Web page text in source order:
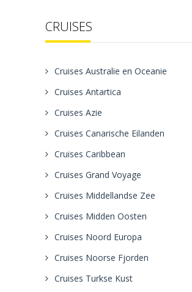
CRUISES
Cruises Australie en Oceanie
Cruises Antartica
Cruises Azie
Cruises Canarische Eilanden
Cruises Caribbean
Cruises Grand Voyage
Cruises Middellandse Zee
Cruises Midden Oosten
Cruises Noord Europa
Cruises Noorse Fjorden
Cruises Turkse Kust